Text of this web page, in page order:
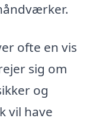
ofte en vis
sig om
og
vil have